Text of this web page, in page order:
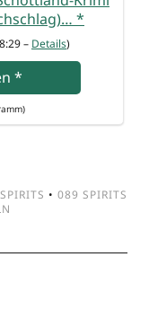
*
– Details)
*
• 089 SPIRITS